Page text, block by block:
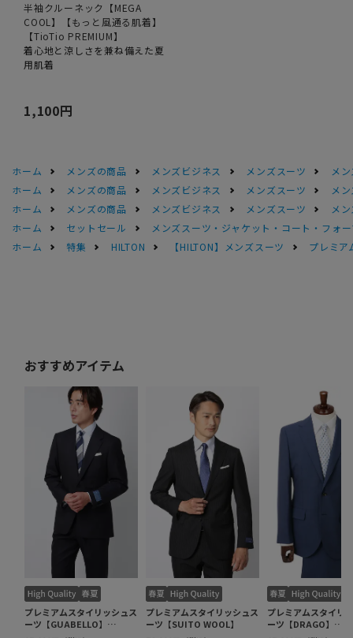
半袖クルーネック【MEGA
COOL】【もっと風通る肌着】
【TioTio PREMIUM】
着心地と涼しさを兼ね備えた夏
用肌着
1,100円
ホーム メンズの商品 メンズビジネス メンズスーツ
メ
ホーム
メンズの商品 メンズビジネス メンズスーツ
メ
ホーム
メンズの商品 メンズビジネス メンズスーツ
メ
ホーム
セットセール
メンズスーツ・ジャケット・コート・フォ
ホーム
特集 HILTON 【HILTON】メンズスーツ プレミア